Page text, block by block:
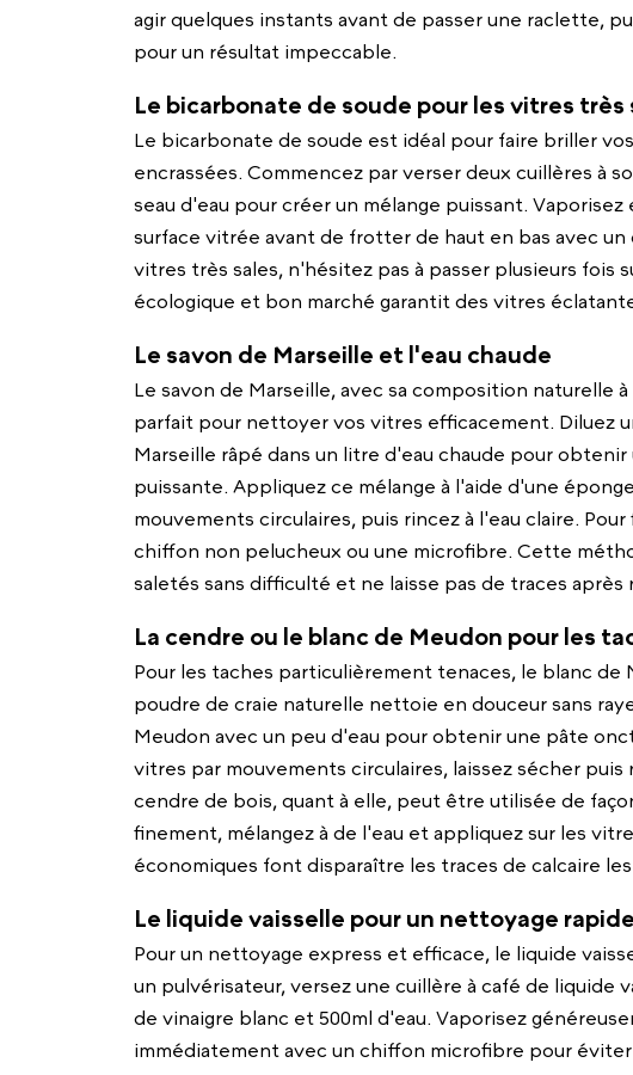
agir quelques instants avant de passer une raclette,
pour un résultat impeccable.
Le bicarbonate de soude pour les vitres très
Le bicarbonate de soude est idéal pour faire briller
encrassées. Commencez par verser deux cuillères à
seau d'eau pour créer un mélange puissant.
surface vitrée avant de frotter de haut en bas avec
vitres très sales, n'hésitez pas à passer plusieurs fois
écologique et bon marché garantit des vitres
Le savon de Marseille et l'eau chaude
Le savon de Marseille, avec sa composition naturelle
parfait pour nettoyer vos vitres efficacement. Diluez
Marseille râpé dans un litre d'eau chaude pour
puissante. Appliquez ce mélange à l'aide d'une
mouvements circulaires, puis rincez à l'eau claire. Pour
chiffon non pelucheux ou une microfibre. Cette
saletés sans difficulté et ne laisse pas de traces après
La cendre ou le blanc de Meudon pour les
Pour les taches particulièrement tenaces, le blanc
poudre de craie naturelle nettoie en douceur sans
Meudon avec un peu d'eau pour obtenir une pâte
vitres par mouvements circulaires, laissez sécher puis
cendre de bois, quant à elle, peut être utilisée de
finement, mélangez à de l'eau et appliquez sur les
économiques font disparaître les traces de calcaire
Le liquide vaisselle pour un nettoyage rapide
Pour un nettoyage express et efficace, le liquide
un pulvérisateur, versez une cuillère à café de liquide
de vinaigre blanc et 500ml d'eau. Vaporisez
immédiatement avec un chiffon microfibre pour